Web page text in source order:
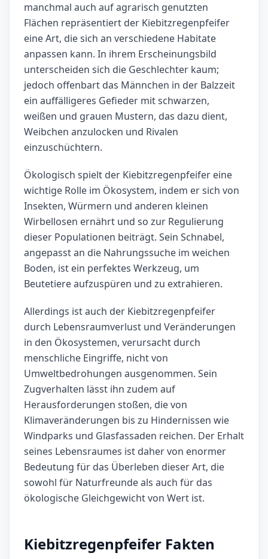
manchmal auch auf agrarisch genutzten
Flächen repräsentiert der Kiebitzregenpfeifer
eine Art, die sich an verschiedene Habitate
anpassen kann. In ihrem Erscheinungsbild
unterscheiden sich die Geschlechter kaum;
jedoch offenbart das Männchen in der Balzzeit
ein auffälligeres Gefieder mit schwarzen,
weißen und grauen Mustern, das dazu dient,
Weibchen anzulocken und Rivalen
einzuschüchtern.
Ökologisch spielt der Kiebitzregenpfeifer eine
wichtige Rolle im Ökosystem, indem er sich von
Insekten, Würmern und anderen kleinen
Wirbellosen ernährt und so zur Regulierung
dieser Populationen beiträgt. Sein Schnabel,
angepasst an die Nahrungssuche im weichen
Boden, ist ein perfektes Werkzeug, um
Beutetiere aufzuspüren und zu extrahieren.
Allerdings ist auch der Kiebitzregenpfeifer
durch Lebensraumverlust und Veränderungen
in den Ökosystemen, verursacht durch
menschliche Eingriffe, nicht von
Umweltbedrohungen ausgenommen. Sein
Zugverhalten lässt ihn zudem auf
Herausforderungen stoßen, die von
Klimaveränderungen bis zu Hindernissen wie
Windparks und Glasfassaden reichen. Der Erhalt
seines Lebensraumes ist daher von enormer
Bedeutung für das Überleben dieser Art, die
sowohl für Naturfreunde als auch für das
ökologische Gleichgewicht von Wert ist.
Kiebitzregenpfeifer Fakten